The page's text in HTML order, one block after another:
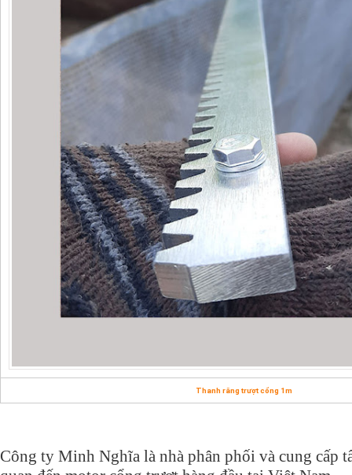
Thanh răng trượt cổng 1m
Công ty Minh Nghĩa là nhà phân phối và cung cấp